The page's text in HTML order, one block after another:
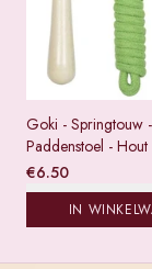
Goki - Springtouw -
Paddenstoel - Hout
€6.50
IN